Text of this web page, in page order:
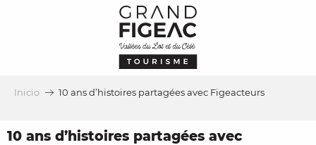
Inicio 10 ans d’histoires partagées avec Figeacteurs
10 ans d’histoires partagées avec